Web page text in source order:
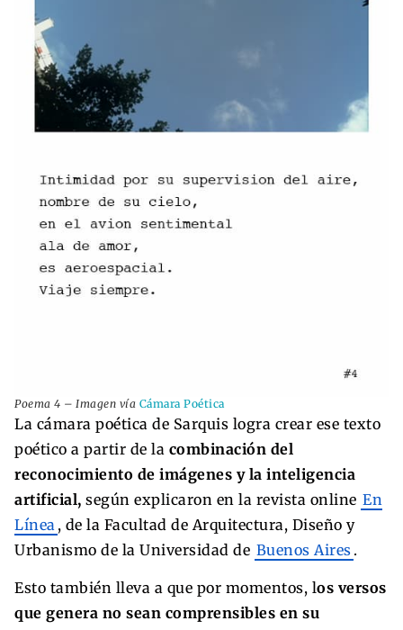
Poema 4 – Imagen vía Cámara Poética
La cámara poética de Sarquis logra crear ese texto
poético a partir de la combinación del
reconocimiento de imágenes y la inteligencia
artificial, según explicaron en la revista online En
Línea , de la Facultad de Arquitectura, Diseño y
Urbanismo de la Universidad de Buenos Aires .
Esto también lleva a que por momentos, los versos
que genera no sean comprensibles en su